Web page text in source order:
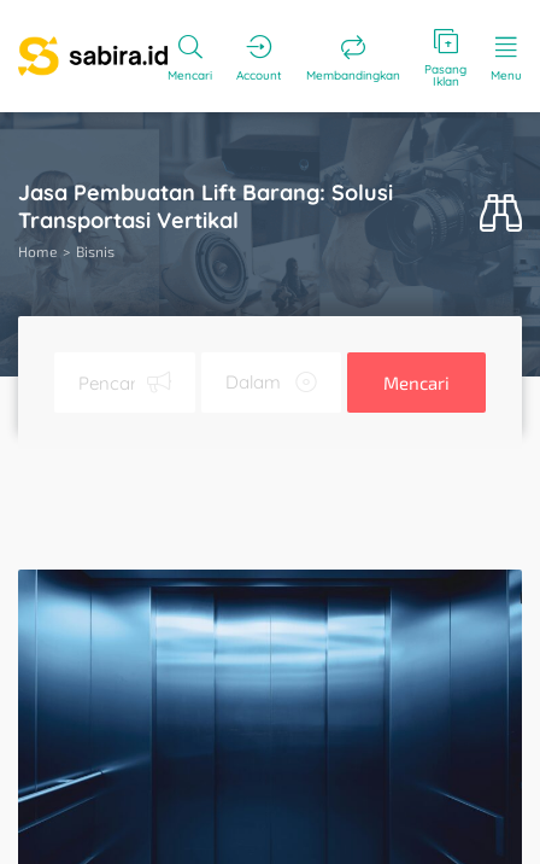
Mencari Account Membandingkan Pasang
Iklan Menu
Jasa Pembuatan Lift Barang: Solusi
Transportasi Vertikal
Home Bisnis
Mencari